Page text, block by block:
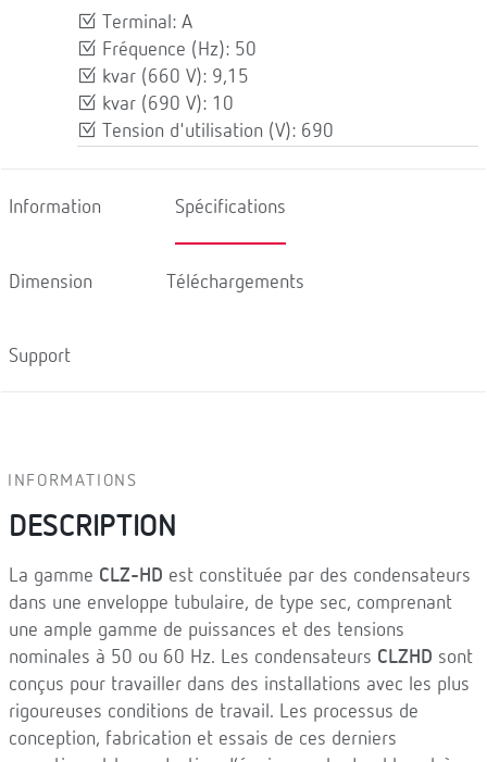
Terminal: A
Fréquence (Hz): 50
kvar (660 V): 9,15
kvar (690 V): 10
Tension d'utilisation (V): 690
Information Spécifications
Dimension Téléchargements
Support
INFORMATIONS
DESCRIPTION
La gamme CLZ-HD est constituée par des condensateurs
dans une enveloppe tubulaire, de type sec, comprenant
une ample gamme de puissances et des tensions
nominales à 50 ou 60 Hz. Les condensateurs CLZHD sont
conçus pour travailler dans des installations avec les plus
rigoureuses conditions de travail. Les processus de
conception, fabrication et essais de ces derniers